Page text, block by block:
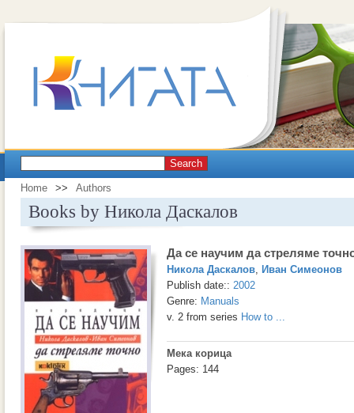
Search
Home >> Authors
Books by Никола Даскалов
Да се научим да стреляме
Никола Даскалов, Иван Симеонов
Publish date:: 2002
Genre: Manuals
v. 2 from series How to ...
Мека корица
Pages: 144